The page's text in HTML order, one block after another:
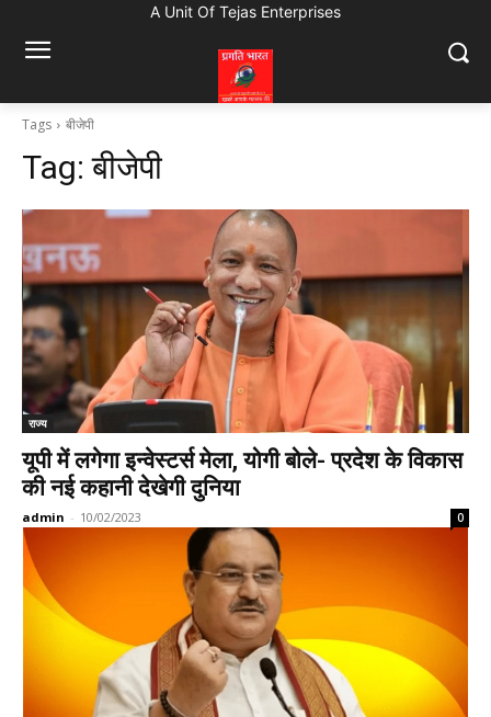
A Unit Of Tejas Enterprises
Tags बीजेपी
Tag:बीजेपी
राज्य
यूपी में लगेगा इन्वेस्टर्स मेला, योगी बोले- प्रदेश के विकास
की नई कहानी देखेगी दुनिया
admin - 10/02/2023 0